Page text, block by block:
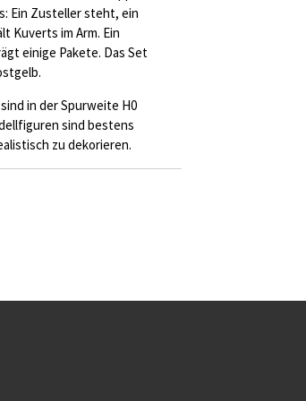
Ein Zusteller steht, ein
Kuverts im Arm. Ein
einige Pakete. Das Set
in der Spurweite H0
sind bestens
zu dekorieren.